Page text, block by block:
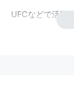
UFCなどで活躍
エンジニアでも